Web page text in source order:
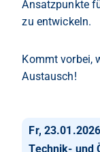
Ansatzpunkte
zu entwickeln.
Kommt vorbei,
Austausch!
Fr,
Technik- und